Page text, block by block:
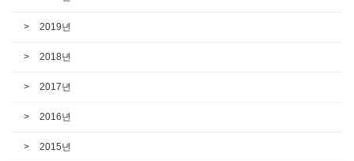
2019년
2018년
2017년
2016년
2015년